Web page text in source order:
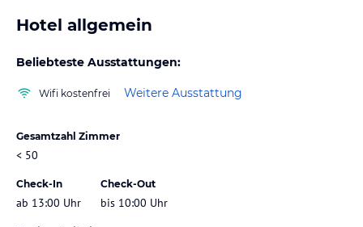
Hotel allgemein
Beliebteste Ausstattungen:
Wifi kostenfrei Weitere Ausstattung
Gesamtzahl Zimmer
< 50
Check-In
ab 13:00 Uhr
Check-Out
bis 10:00 Uhr